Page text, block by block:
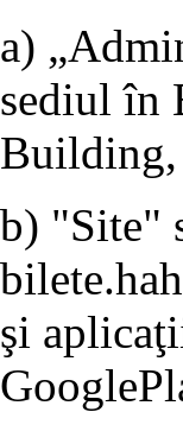
a)
sediul în
Building,
b) "Site"
şi